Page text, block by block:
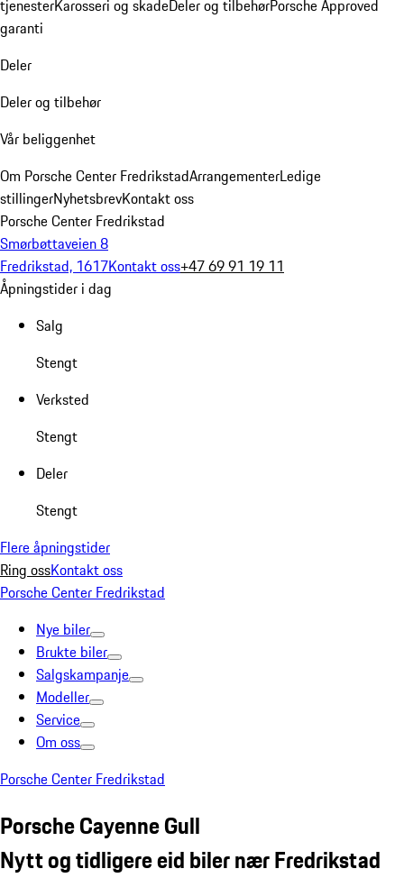
tjenesterKarosseri og skadeDeler og tilbehørPorsche Approved
garanti
Deler
Deler og tilbehør
Vår beliggenhet
Om Porsche Center FredrikstadArrangementerLedige
stillingerNyhetsbrevKontakt oss
Porsche Center Fredrikstad
Smørbøttaveien 8
Fredrikstad, 1617Kontakt oss+47 69 91 19 11
Åpningstider i dag
Salg
Stengt
Verksted
Stengt
Deler
Stengt
Flere åpningstider
Ring ossKontakt oss
Porsche Center Fredrikstad
Nye biler
Brukte biler
Salgskampanje
Modeller
Service
Om oss
Porsche Center Fredrikstad
Porsche Cayenne Gull
Nytt og tidligere eid biler nær Fredrikstad